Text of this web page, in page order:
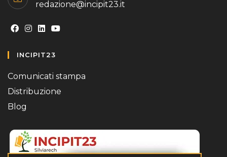
redazione@incipit23.it
in
in
a
in
a
INCIPIT23
Comunicati stampa
Distribuzione
Blog